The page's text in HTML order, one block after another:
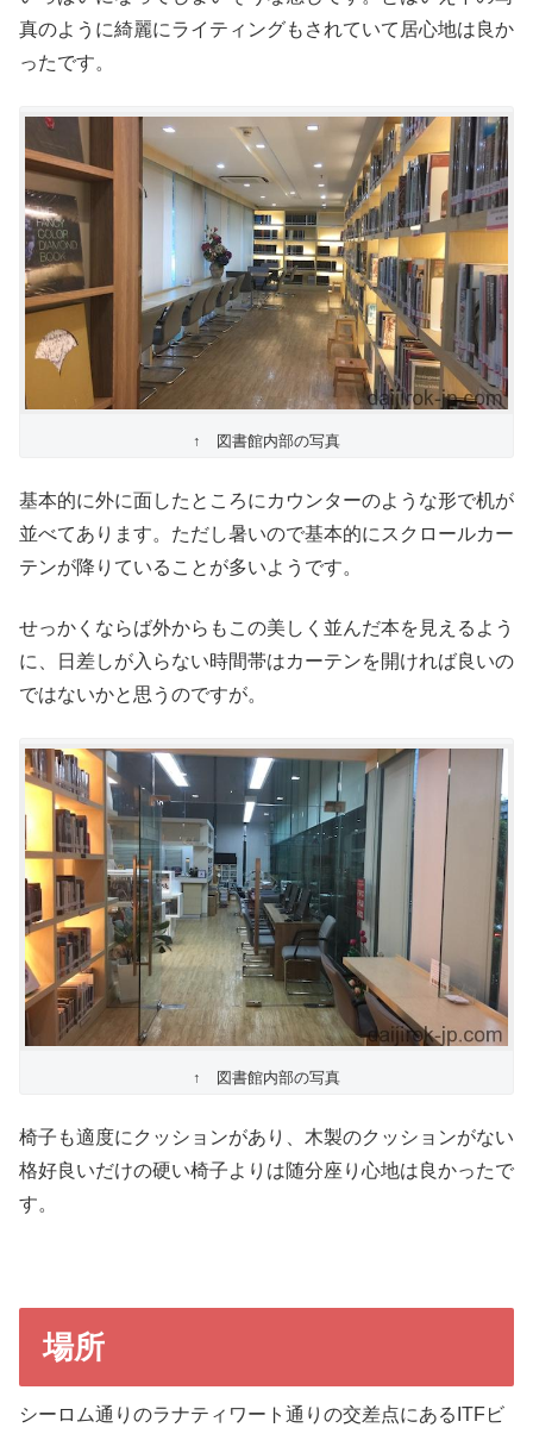
真のように綺麗にライティングもされていて居心地は良か
ったです。
↑ 図書館内部の写真
基本的に外に面したところにカウンターのような形で机が
並べてあります。ただし暑いので基本的にスクロールカー
テンが降りていることが多いようです。
せっかくならば外からもこの美しく並んだ本を見えるよう
に、日差しが入らない時間帯はカーテンを開ければ良いの
ではないかと思うのですが。
↑ 図書館内部の写真
椅子も適度にクッションがあり、木製のクッションがない
格好良いだけの硬い椅子よりは随分座り心地は良かったで
す。
場所
シーロム通りのラナティワート通りの交差点にあるITFビ